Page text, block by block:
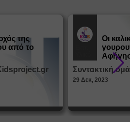
της
από το
Οι
από τα
Συντακτική
29 Δεκ, 2023